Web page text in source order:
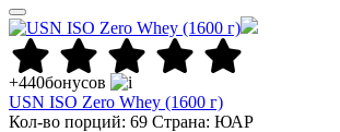
+440бонусов
USN ISO Zero Whey (1600 г)
Кол-во порций: 69 Страна: ЮАР